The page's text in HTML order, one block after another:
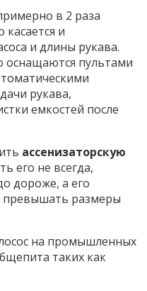
в 2 раза
и
и длины рукава.
пультами
рукава,
емкостей после
ассенизаторскую
его не всегда,
дороже, а его
превышать размеры
на промышленных
таких как